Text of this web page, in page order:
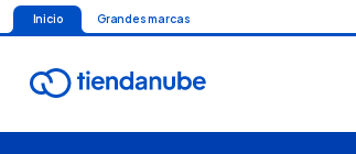
Inicio Grandes marcas